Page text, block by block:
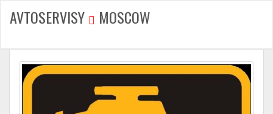
AVTOSERVISY MOSCOW